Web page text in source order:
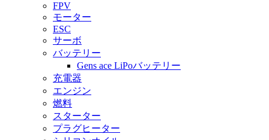
FPV
モーター
ESC
サーボ
バッテリー
Gens ace LiPoバッテリー
充電器
エンジン
燃料
スターター
プラグヒーター